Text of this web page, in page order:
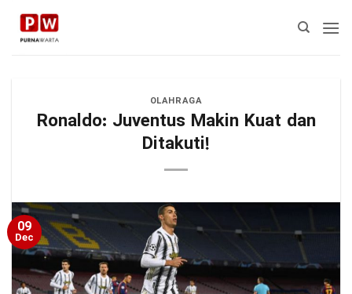
Skip
content
OLAHRAGA
Ronaldo: Juventus Makin Kuat dan
Ditakuti!
09
Dec